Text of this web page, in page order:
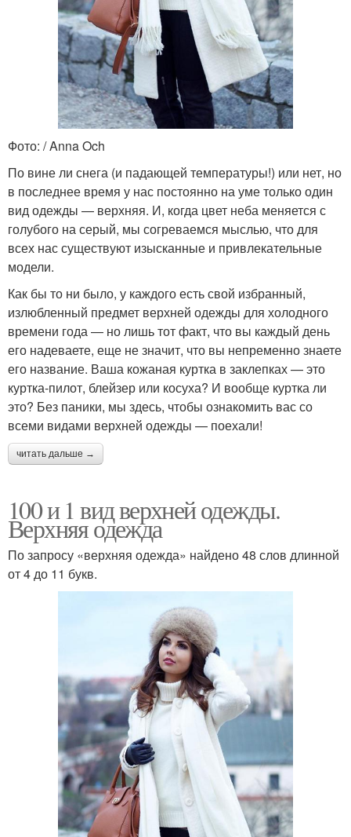
Фото: / Anna Och
По вине ли снега (и падающей температуры!) или нет, но
в последнее время у нас постоянно на уме только один
вид одежды — верхняя. И, когда цвет неба меняется с
голубого на серый, мы согреваемся мыслью, что для
всех нас существуют изысканные и привлекательные
модели.
Как бы то ни было, у каждого есть свой избранный,
излюбленный предмет верхней одежды для холодного
времени года — но лишь тот факт, что вы каждый день
его надеваете, еще не значит, что вы непременно знаете
его название. Ваша кожаная куртка в заклепках — это
куртка-пилот, блейзер или косуха? И вообще куртка ли
это? Без паники, мы здесь, чтобы ознакомить вас со
всеми видами верхней одежды — поехали!
читать дальше →
100 и 1 вид верхней одежды.
Верхняя одежда
По запросу «верхняя одежда» найдено 48 слов длинной
от 4 до 11 букв.